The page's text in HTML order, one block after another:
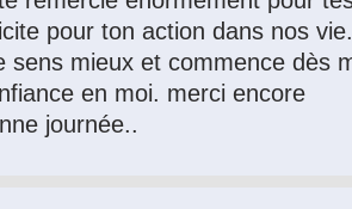
pour ton action dans nos
sens mieux et commence dès
en moi. merci encore
journée..